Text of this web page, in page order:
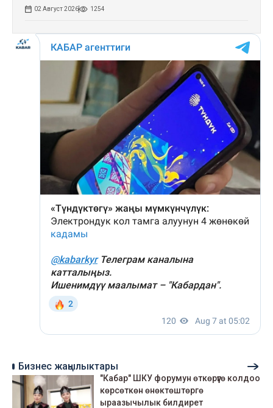
02 Август 2026 1254
Бизнес жаңылыктары
"Кабар" ШКУ форумун өткөрүүгө колдоо
көрсөткөн өнөктөштөргө
ыраазычылык билдирет